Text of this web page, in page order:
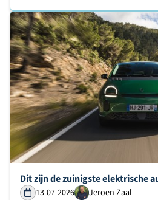
Lees verder over
Dit zijn de zuinigste elektrische
13-07-2026 Jeroen Zaal